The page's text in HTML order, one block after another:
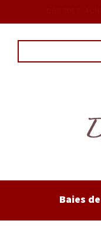
ACCUEIL
Baies